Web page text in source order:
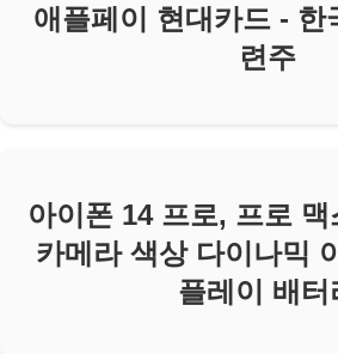
애플페이 현대카드 - 한
련주
아이폰 14 프로, 프로
카메라 색상 다이나믹
플레이 배터